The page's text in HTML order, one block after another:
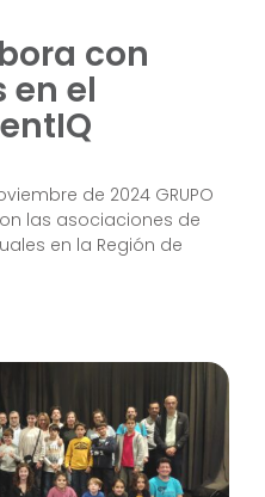
con
en el
de 2024 GRUPO
las asociaciones de
en la Región de